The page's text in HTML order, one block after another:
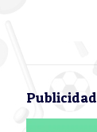
Publicidad